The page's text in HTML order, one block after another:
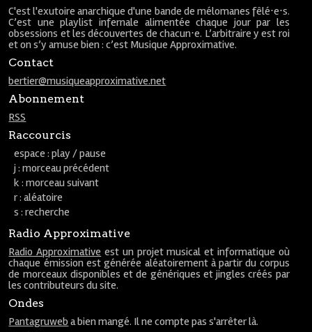
C'est l'exutoire anarchique d'une bande de mélomanes fêlé⋅e⋅s.
C’est une playlist infernale alimentée chaque jour par les
obsessions et les découvertes de chacun⋅e. L’arbitraire y est roi
et on s’y amuse bien : c’est Musique Approximative.
Contact
bertier@musiqueapproximative.net
Abonnement
RSS
Raccourcis
espace : play / pause
j : morceau précédent
k : morceau suivant
r : aléatoire
s : recherche
Radio Approximative
Radio Approximative est un projet musical et informatique où
chaque émission est générée aléatoirement à partir du corpus
de morceaux disponibles et de génériques et jingles créés par
les contributeurs du site.
Ondes
Pantagruweb a bien mangé. Il ne compte pas s'arrêter là.